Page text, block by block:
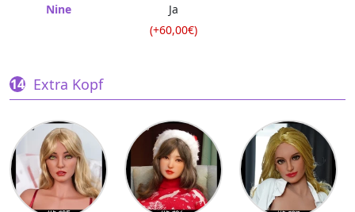
Nine
Ja
(+60,00€)
Extra Kopf